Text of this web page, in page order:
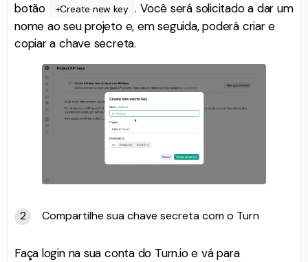
botão
+Create new key . Você será solicitado a dar um
nome ao seu projeto e, em seguida, poderá criar e
copiar a chave secreta.
Compartilhe sua chave secreta com o Turn
Faça login na sua conta do Turn.io e vá para